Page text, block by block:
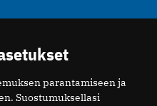
parantamiseen ja
Suostumuksellasi